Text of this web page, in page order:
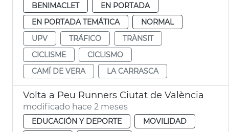
BENIMACLET
EN PORTADA
EN PORTADA TEMÁTICA
NORMAL
UPV
TRÁFICO
TRÀNSIT
CICLISME
CICLISMO
CAMÍ DE VERA
LA CARRASCA
Volta a Peu Runners Ciutat de València
modificado hace 2 meses
EDUCACIÓN Y DEPORTE
MOVILIDAD